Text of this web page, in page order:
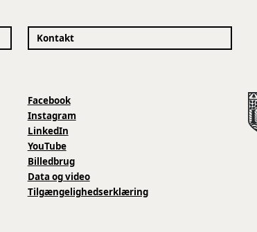
Kontakt
Facebook
Instagram
LinkedIn
YouTube
Billedbrug
Data og video
Tilgængelighedserklæring